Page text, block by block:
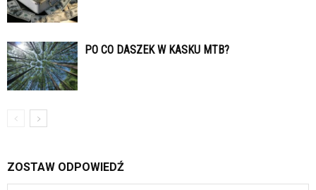
PO CO DASZEK W KASKU MTB?
ZOSTAW ODPOWIEDŹ